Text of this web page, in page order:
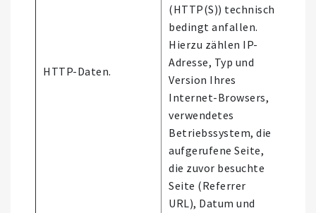
HTTP-Daten.
(HTTP(S)) technisch
bedingt anfallen.
Hierzu zählen IP-
Adresse, Typ und
Version Ihres
Internet-Browsers,
verwendetes
Betriebssystem, die
aufgerufene Seite,
die zuvor besuchte
Seite (Referrer
URL), Datum und